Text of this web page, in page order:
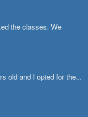
the classes. We
old and I opted for the...